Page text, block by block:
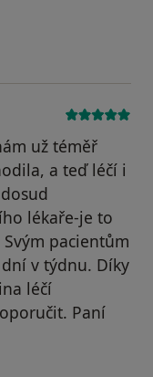
už téměř
a teď léčí i
lékaře-je to
pacientům
v týdnu. Díky
léčí
Paní
Kubíčková